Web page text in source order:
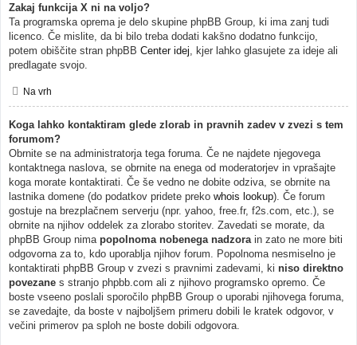
Zakaj funkcija X ni na voljo?
Ta programska oprema je delo skupine phpBB Group, ki ima zanj tudi
licenco. Če mislite, da bi bilo treba dodati kakšno dodatno funkcijo,
potem obiščite stran phpBB Center idej, kjer lahko glasujete za ideje ali
predlagate svojo.
Na vrh
Koga lahko kontaktiram glede zlorab in pravnih zadev v zvezi s tem
forumom?
Obrnite se na administratorja tega foruma. Če ne najdete njegovega
kontaktnega naslova, se obrnite na enega od moderatorjev in vprašajte
koga morate kontaktirati. Če še vedno ne dobite odziva, se obrnite na
lastnika domene (do podatkov pridete preko whois lookup). Če forum
gostuje na brezplačnem serverju (npr. yahoo, free.fr, f2s.com, etc.), se
obrnite na njihov oddelek za zlorabo storitev. Zavedati se morate, da
phpBB Group nima popolnoma nobenega nadzora in zato ne more biti
odgovorna za to, kdo uporablja njihov forum. Popolnoma nesmiselno je
kontaktirati phpBB Group v zvezi s pravnimi zadevami, ki niso direktno
povezane s stranjo phpbb.com ali z njihovo programsko opremo. Če
boste vseeno poslali sporočilo phpBB Group o uporabi njihovega foruma,
se zavedajte, da boste v najboljšem primeru dobili le kratek odgovor, v
večini primerov pa sploh ne boste dobili odgovora.